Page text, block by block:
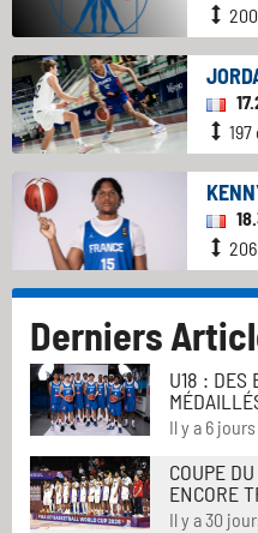
197
Derniers
U18 : DES
Il y a 6 jours
COUPE
ENCORE
Il y a 30